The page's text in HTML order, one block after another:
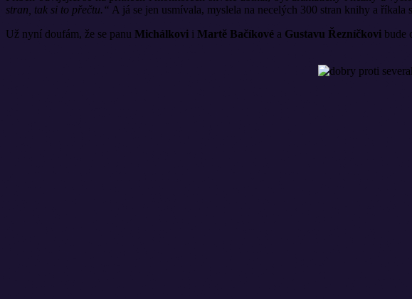
stran, tak si to přečtu.“ A já se jen usmívala, myslela na necelých 300 stran knihy a
Už nyní doufám, že se panu Michálkovi i Martě Bačíkové a Gustavu Řezníčkovi bude